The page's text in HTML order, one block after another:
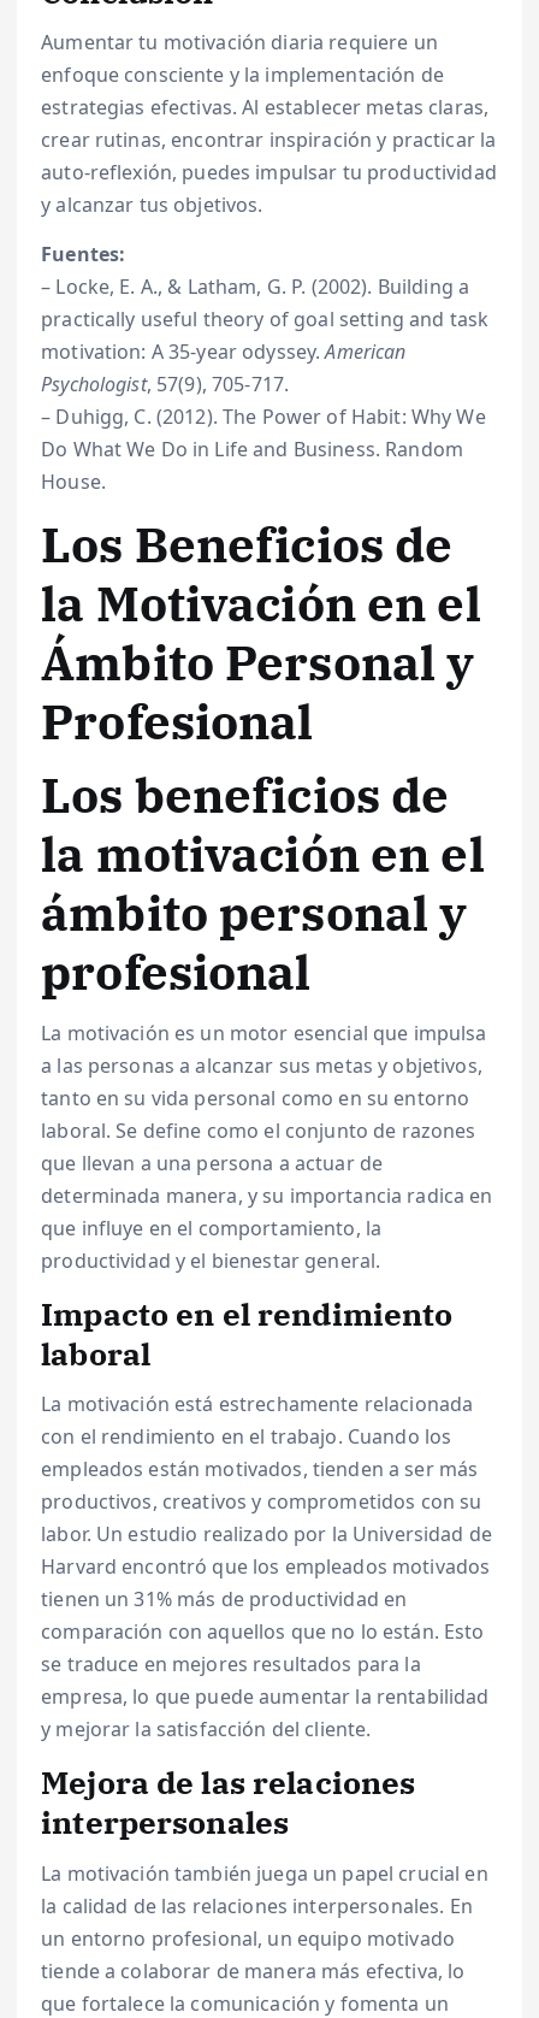
Aumentar tu motivación diaria requiere un
enfoque consciente y la implementación de
estrategias efectivas. Al establecer metas claras,
crear rutinas, encontrar inspiración y practicar la
auto-reflexión, puedes impulsar tu productividad
y alcanzar tus objetivos.
Fuentes:
– Locke, E. A., & Latham, G. P. (2002). Building a
practically useful theory of goal setting and task
motivation: A 35-year odyssey.American
Psychologist, 57(9), 705-717.
– Duhigg, C. (2012). The Power of Habit: Why We
Do What We Do in Life and Business. Random
House.
Los Beneficios de
la Motivación en el
Ámbito Personal y
Profesional
Los beneficios de
la motivación en el
ámbito personal y
profesional
La motivación es un motor esencial que impulsa
a las personas a alcanzar sus metas y objetivos,
tanto en su vida personal como en su entorno
laboral. Se define como el conjunto de razones
que llevan a una persona a actuar de
determinada manera, y su importancia radica en
que influye en el comportamiento, la
productividad y el bienestar general.
Impacto en el rendimiento
laboral
La motivación está estrechamente relacionada
con el rendimiento en el trabajo. Cuando los
empleados están motivados, tienden a ser más
productivos, creativos y comprometidos con su
labor. Un estudio realizado por la Universidad de
Harvard encontró que los empleados motivados
tienen un 31% más de productividad en
comparación con aquellos que no lo están. Esto
se traduce en mejores resultados para la
empresa, lo que puede aumentar la rentabilidad
y mejorar la satisfacción del cliente.
Mejora de las relaciones
interpersonales
La motivación también juega un papel crucial en
la calidad de las relaciones interpersonales. En
un entorno profesional, un equipo motivado
tiende a colaborar de manera más efectiva, lo
que fortalece la comunicación y fomenta un